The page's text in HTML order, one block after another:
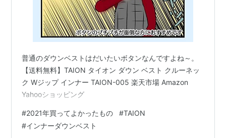
普通のダウンベストはだいたいボタンなんですよね～。
【送料無料】TAION タイオン ダウン ベスト クルーネッ
ク Wジップ インナー TAION-005 楽天市場 Amazon
Yahooショッピング
#2021年買ってよかったもの #TAION
#インナーダウンベスト